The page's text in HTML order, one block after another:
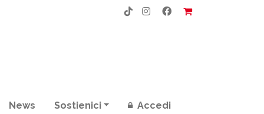
News Sostienici Accedi